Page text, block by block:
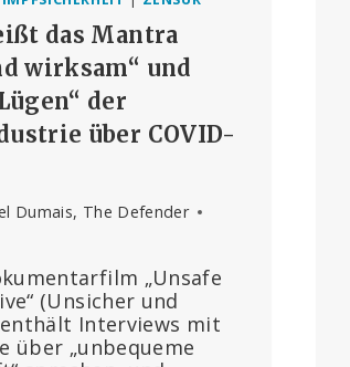
das Mantra
wirksam“ und
der
über COVID-
Dumais, The Defender
„Unsafe
(Unsicher und
Interviews mit
über „unbequeme